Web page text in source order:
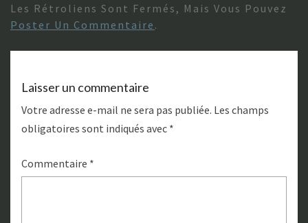
Les Rétroliens Sont Fermés, Mais Vous Pouvez
Poster Un Commentaire .
Laisser un commentaire
Votre adresse e-mail ne sera pas publiée. Les champs
obligatoires sont indiqués avec *
Commentaire *